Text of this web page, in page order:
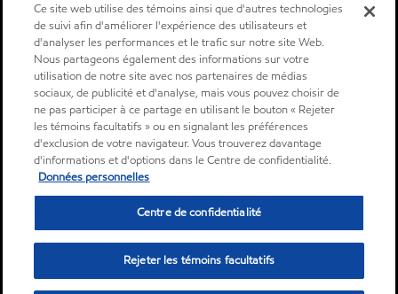
Ce site web utilise des témoins ainsi que d'autres technologies
de suivi afin d'améliorer l'expérience des utilisateurs et
d'analyser les performances et le trafic sur notre site Web.
Nous partageons également des informations sur votre
utilisation de notre site avec nos partenaires de médias
sociaux, de publicité et d'analyse, mais vous pouvez choisir de
ne pas participer à ce partage en utilisant le bouton « Rejeter
les témoins facultatifs » ou en signalant les préférences
d'exclusion de votre navigateur. Vous trouverez davantage
d'informations et d'options dans le Centre de confidentialité.
Données personnelles
Centre de confidentialité
Rejeter les témoins facultatifs